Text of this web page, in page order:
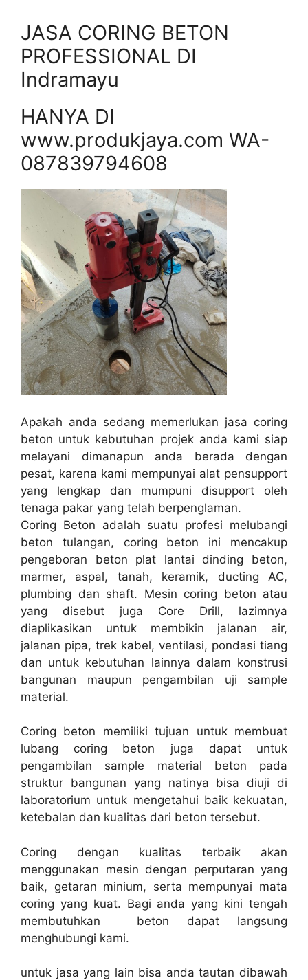
JASA CORING BETON
PROFESSIONAL DI
Indramayu
HANYA DI
www.produkjaya.com WA-
087839794608
Apakah anda sedang memerlukan jasa coring
beton untuk kebutuhan projek anda kami siap
melayani dimanapun anda berada dengan
pesat, karena kami mempunyai alat pensupport
yang lengkap dan mumpuni disupport oleh
tenaga pakar yang telah berpenglaman.
Coring Beton adalah suatu profesi melubangi
beton tulangan, coring beton ini mencakup
pengeboran beton plat lantai dinding beton,
marmer, aspal, tanah, keramik, ducting AC,
plumbing dan shaft. Mesin coring beton atau
yang disebut juga Core Drill, lazimnya
diaplikasikan untuk membikin jalanan air,
jalanan pipa, trek kabel, ventilasi, pondasi tiang
dan untuk kebutuhan lainnya dalam konstrusi
bangunan maupun pengambilan uji sample
material.
Coring beton memiliki tujuan untuk membuat
lubang coring beton juga dapat untuk
pengambilan sample material beton pada
struktur bangunan yang natinya bisa diuji di
laboratorium untuk mengetahui baik kekuatan,
ketebalan dan kualitas dari beton tersebut.
Coring dengan kualitas terbaik akan
menggunakan mesin dengan perputaran yang
baik, getaran minium, serta mempunyai mata
coring yang kuat. Bagi anda yang kini tengah
membutuhkan beton dapat langsung
menghubungi kami.
untuk jasa yang lain bisa anda tautan dibawah